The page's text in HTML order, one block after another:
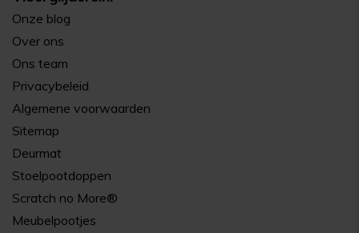
Onze blog
Over ons
Ons team
Privacybeleid
Algemene voorwaarden
Sitemap
Deurmat
Stoelpootdoppen
Scratch no More®
Meubelpootjes